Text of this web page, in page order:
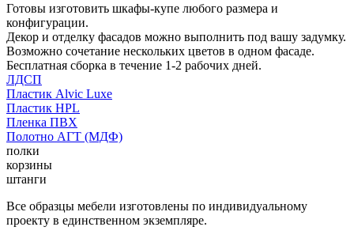
Готовы изготовить шкафы-купе любого размера и
конфигурации.
Декор и отделку фасадов можно выполнить под вашу задумку.
Возможно сочетание нескольких цветов в одном фасаде.
Бесплатная сборка в течение 1-2 рабочих дней.
ЛДСП
Пластик Alvic Luxe
Пластик HPL
Пленка ПВХ
Полотно АГТ (МДФ)
полки
корзины
штанги
Все образцы мебели изготовлены по индивидуальному
проекту в единственном экземпляре.